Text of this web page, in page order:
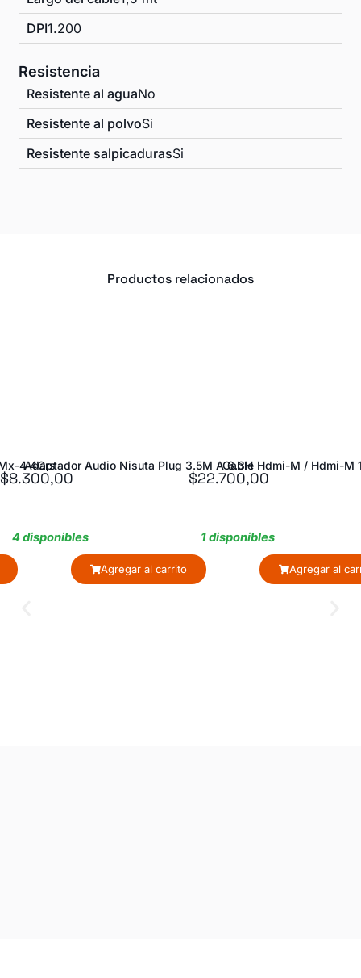
DPI1.200
Resistencia
Resistente al aguaNo
Resistente al polvoSi
Resistente salpicadurasSi
Productos relacionados
4 4Grs
Adaptador Audio Nisuta Plug 3.5M A 6.3H
$8.300,00
4 disponibles
Agregar al carrito
Cable Hdmi-M / Hdmi-M
$22.700,00
1 disponibles
Agregar al